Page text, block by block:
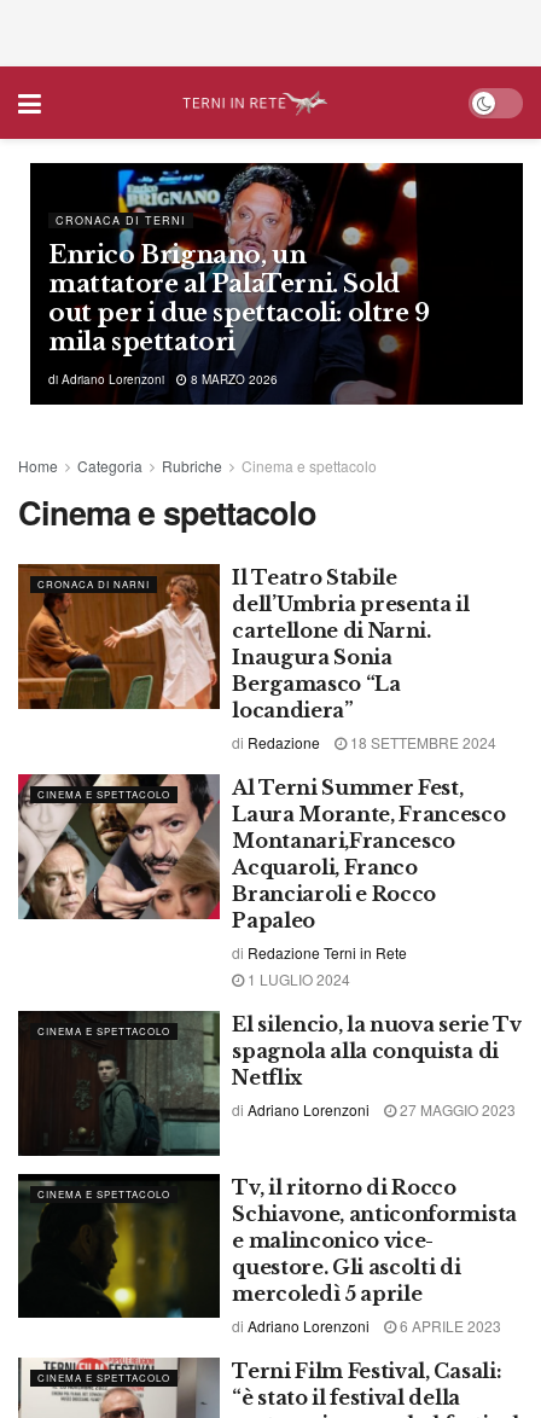
CRONACA DI TERNI
Enrico Brignano, un
mattatore al PalaTerni. Sold
out per i due spettacoli: oltre 9
mila spettatori
di Adriano Lorenzoni 8 MARZO 2026
Home Categoria Rubriche Cinema e spettacolo
Cinema e spettacolo
CRONACA DI NARNI
Il Teatro Stabile
dell’Umbria presenta il
cartellone di Narni.
Inaugura Sonia
Bergamasco “La
locandiera”
di Redazione 18 SETTEMBRE 2024
CINEMA E SPETTACOLO
Al Terni Summer Fest,
Laura Morante, Francesco
Montanari,Francesco
Acquaroli, Franco
Branciaroli e Rocco
Papaleo
di Redazione Terni in Rete
1 LUGLIO 2024
CINEMA E SPETTACOLO
El silencio, la nuova serie Tv
spagnola alla conquista di
Netflix
di Adriano Lorenzoni 27 MAGGIO 2023
CINEMA E SPETTACOLO
Tv, il ritorno di Rocco
Schiavone, anticonformista
e malinconico vice-
questore. Gli ascolti di
mercoledì 5 aprile
di Adriano Lorenzoni 6 APRILE 2023
CINEMA E SPETTACOLO
Terni Film Festival, Casali:
“è stato il festival della